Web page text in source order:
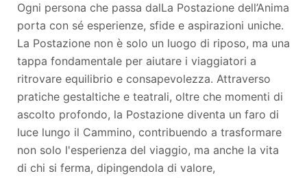
Ogni persona che passa dalLa Postazione dell’Anima
porta con sé esperienze, sfide e aspirazioni uniche.
La Postazione non è solo un luogo di riposo, ma una
tappa fondamentale per aiutare i viaggiatori a
ritrovare equilibrio e consapevolezza. Attraverso
pratiche gestaltiche e teatrali, oltre che momenti di
ascolto profondo, la Postazione diventa un faro di
luce lungo il Cammino, contribuendo a trasformare
non solo l'esperienza del viaggio, ma anche la vita
di chi si ferma, dipingendola di valore,